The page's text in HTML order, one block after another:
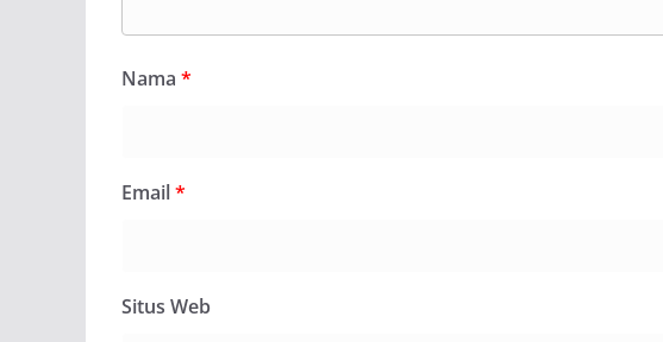
Nama *
Email*
Situs Web